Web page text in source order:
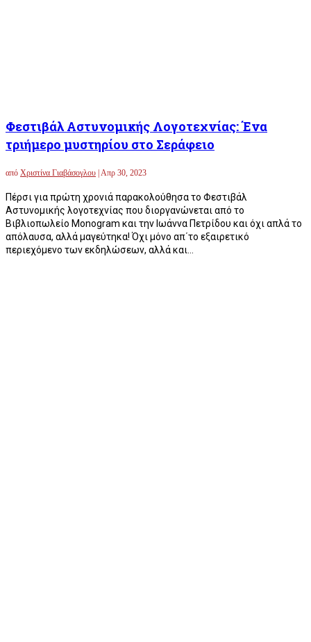
Φεστιβάλ Αστυνομικής Λογοτεχνίας: Ένα
τριήμερο μυστηρίου στο Σεράφειο
από Χριστίνα Γιαβάσογλου | Απρ 30, 2023
Πέρσι για πρώτη χρονιά παρακολούθησα το Φεστιβάλ
Αστυνομικής λογοτεχνίας που διοργανώνεται από το
Βιβλιοπωλείο Monogram και την Ιωάννα Πετρίδου και όχι απλά το
απόλαυσα, αλλά μαγεύτηκα! Όχι μόνο απ΄το εξαιρετικό
περιεχόμενο των εκδηλώσεων, αλλά και...